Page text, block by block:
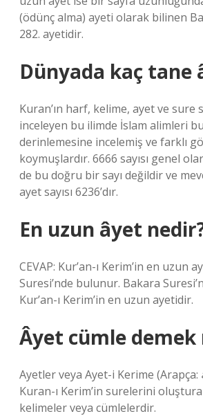
(ödünç alma) ayeti olarak bilinen
282. ayetidir.
Dünyada kaç tane
Kuran’ın harf, kelime, ayet ve sure
inceleyen bu ilimde İslam alimleri
derinlemesine incelemiş ve farklı
koymuşlardır. 6666 sayısı genel
de bu doğru bir sayı değildir ve
ayet sayısı 6236’dır.
En uzun âyet
CEVAP: Kur’an-ı Kerim’in en uzun
Suresi’nde bulunur. Bakara
Kur’an-ı Kerim’in en uzun ayetidir.
Âyet cümle demek
Ayetler veya Ayet-i Kerime (Arapça: آية veya آية كريمة),
Kuran-ı Kerim’in surelerini
kelimeler veya cümlelerdir.